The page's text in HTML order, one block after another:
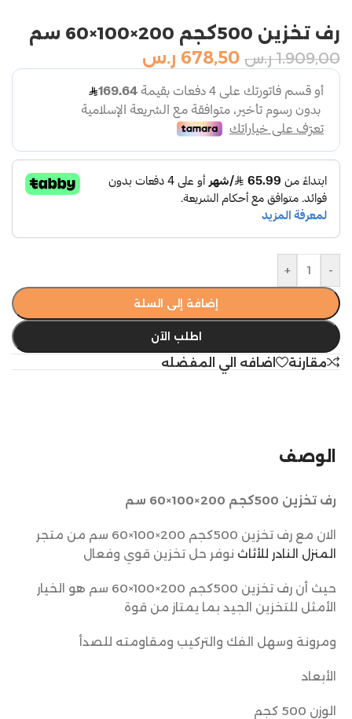
رف تخزين 500كجم 200×100×60 سم
1.909,00 ر.س 678,50 ر.س
-
+
إضافة إلى السلة
اطلب الآن
مقارنة اضافه الي المفضله
الوصف
رف تخزين 500كجم 200×100×60 سم
الان مع رف تخزين 500كجم 200×100×60 سم من متجر
المنزل النادر للأثاث نوفر حل تخزين قوي وفعال
حيث أن رف تخزين 500كجم 200×100×60 سم هو الخيار
الأمثل للتخزين الجيد بما يمتاز من قوة
ومرونة وسهل الفك والتركيب ومقاومته للصدأ
الأبعاد
الوزن 500 كجم